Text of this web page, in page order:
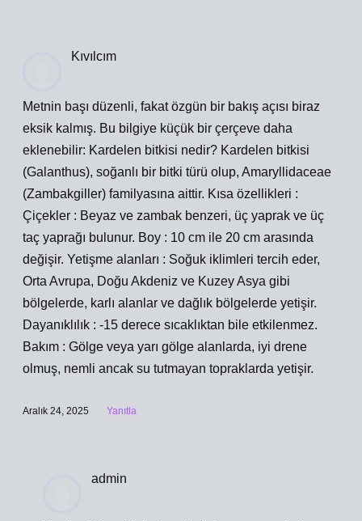
Kıvılcım
Metnin başı düzenli, fakat özgün bir bakış açısı biraz
eksik kalmış. Bu bilgiye küçük bir çerçeve daha
eklenebilir: Kardelen bitkisi nedir? Kardelen bitkisi
(Galanthus), soğanlı bir bitki türü olup, Amaryllidaceae
(Zambakgiller) familyasına aittir. Kısa özellikleri :
Çiçekler : Beyaz ve zambak benzeri, üç yaprak ve üç
taç yaprağı bulunur. Boy : 10 cm ile 20 cm arasında
değişir. Yetişme alanları : Soğuk iklimleri tercih eder,
Orta Avrupa, Doğu Akdeniz ve Kuzey Asya gibi
bölgelerde, karlı alanlar ve dağlık bölgelerde yetişir.
Dayanıklılık : -15 derece sıcaklıktan bile etkilenmez.
Bakım : Gölge veya yarı gölge alanlarda, iyi drene
olmuş, nemli ancak su tutmayan topraklarda yetişir.
Aralık 24, 2025 Yanıtla
admin